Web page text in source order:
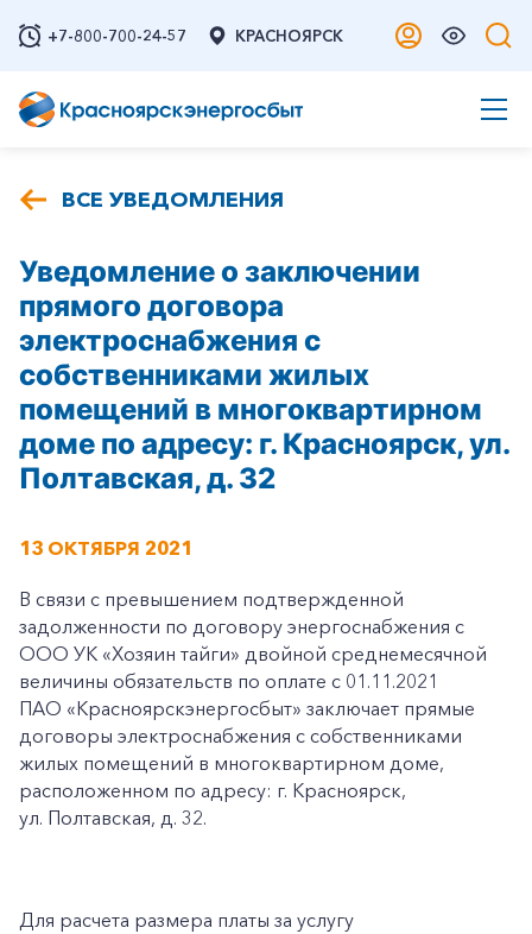
+7-800-700-24-57 КРАСНОЯРСК
ВСЕ УВЕДОМЛЕНИЯ
Уведомление о заключении
прямого договора
электроснабжения с
собственниками жилых
помещений в многоквартирном
доме по адресу: г. Красноярск, ул.
Полтавская, д. 32
13 ОКТЯБРЯ 2021
В связи с превышением подтвержденной
задолженности по договору энергоснабжения с
ООО УК «Хозяин тайги» двойной среднемесячной
величины обязательств по оплате с 01.11.2021
ПАО «Красноярскэнергосбыт» заключает прямые
договоры электроснабжения с собственниками
жилых помещений в многоквартирном доме,
расположенном по адресу: г. Красноярск,
ул. Полтавская, д. 32.
Для расчета размера платы за услугу